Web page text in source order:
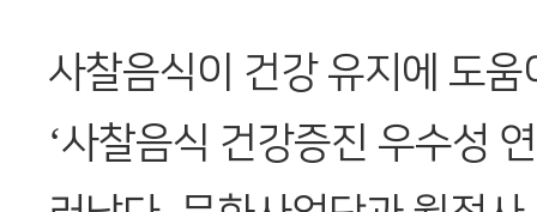
사찰음식이 건강 유지에 도
‘사찰음식 건강증진 우수성